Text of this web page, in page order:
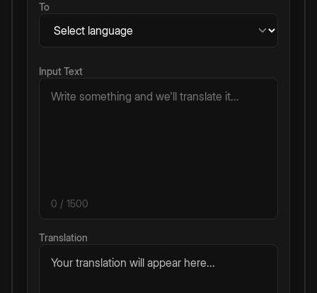
To
Input Text
0 / 1500
Translation
Your translation will appear here...